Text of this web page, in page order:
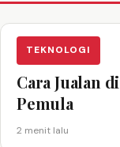
TEKNOLOGI
Cara Jualan
Pemula
2 menit lalu